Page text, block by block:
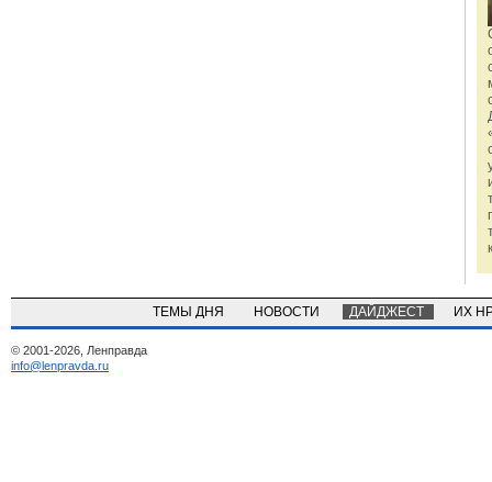
ТЕМЫ ДНЯ НОВОСТИ ДАЙДЖЕСТ ИХ
© 2001-2026, Ленправда
info@lenpravda.ru